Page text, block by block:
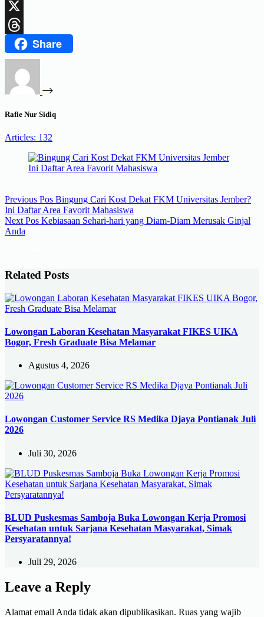
LinkedIn
X
ThreadsShare
Rafie Nur Sidiq
Articles: 132
Previous Pos Bingung Cari Kost Dekat FKM Universitas Jember?
Ini Daftar Area Favorit Mahasiswa
Next Pos Kebiasaan Sehari-hari yang Diam-Diam Merusak Ginjal
Anda
Related Posts
Lowongan Laboran Kesehatan Masyarakat FIKES UIKA
Bogor, Fresh Graduate Bisa Melamar
Agustus 4, 2026
Lowongan Customer Service RS Medika Djaya Pontianak Juli
2026
Juli 30, 2026
BLUD Puskesmas Samboja Buka Lowongan Kerja Promosi
Kesehatan untuk Sarjana Kesehatan Masyarakat, Simak
Persyaratannya!
Juli 29, 2026
Leave a Reply
Alamat email Anda tidak akan dipublikasikan. Ruas yang wajib